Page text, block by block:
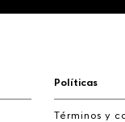
Políticas
Términos y